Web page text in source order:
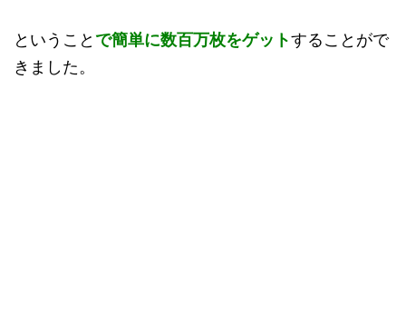
ということ で簡単に数百万枚をゲットすることがで
きました。